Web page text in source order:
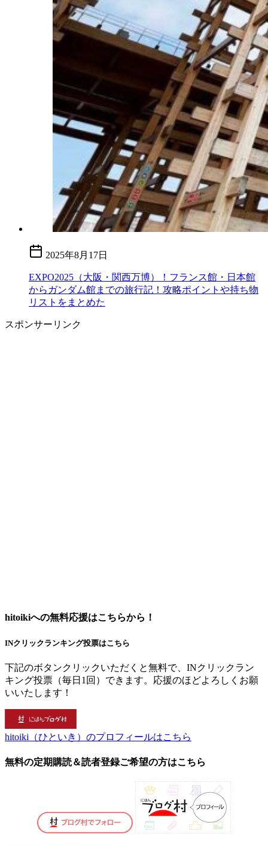
2025年8月17日
EXPO2025（大阪・関西万博）！フランス館・日本館
からガンダム館までの旅行記！攻略ポイントや持ち物
リストをまとめた
スポンサーリンク
hitoikiへの無料応援はこちらから！
INクリックランキング投票はこちら
下記のボタンクリックいただくと無料で、INクリックラン
キング投票（毎日1回）できます。応援のほどよろしくお願
いいたします！
hitoiki（ひといき）のプロフィールはこちら
無料の定期購読＆読者登録ご希望の方はこちら